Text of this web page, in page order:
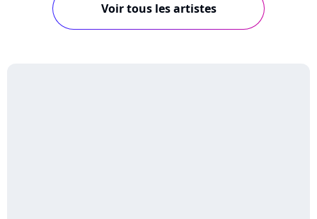
Voir tous les artistes